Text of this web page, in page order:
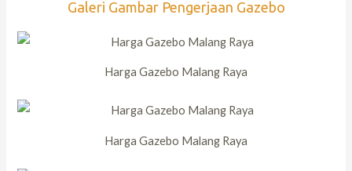
Galeri Gambar Pengerjaan Gazebo
Harga Gazebo Malang Raya
Harga Gazebo Malang Raya